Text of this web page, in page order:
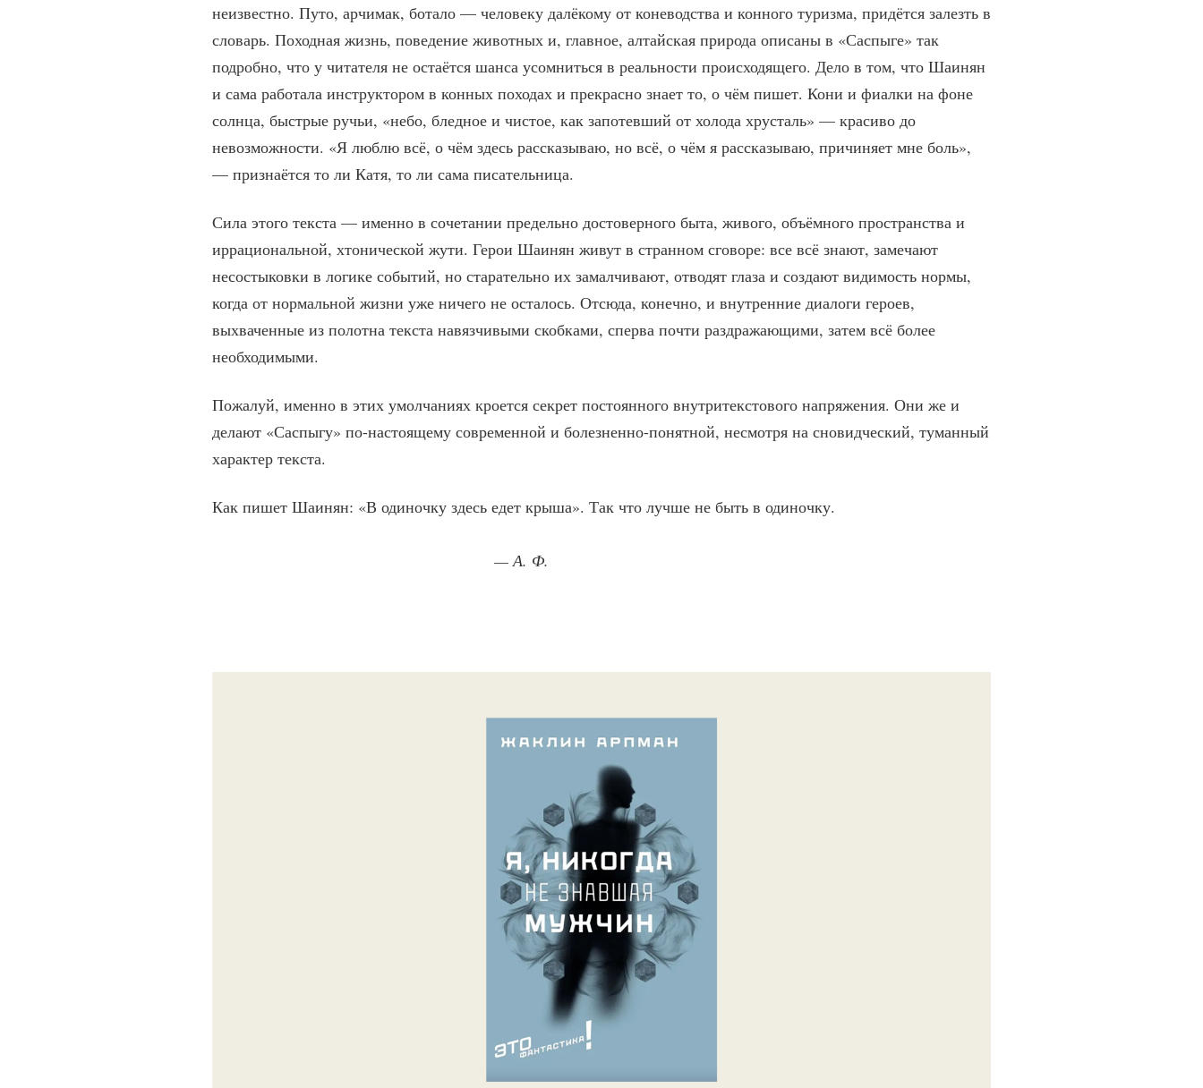
неизвестно. Путо, арчимак, ботало — человеку далёкому от коневодства и конного туризма, придётся залезть в
словарь. Походная жизнь, поведение животных и, главное, алтайская природа описаны в «Саспыге» так
подробно, что у читателя не остаётся шанса усомниться в реальности происходящего. Дело в том, что Шаинян
и сама работала инструктором в конных походах и прекрасно знает то, о чём пишет. Кони и фиалки на фоне
солнца, быстрые ручьи, «небо, бледное и чистое, как запотевший от холода хрусталь» — красиво до
невозможности. «Я люблю всё, о чём здесь рассказываю, но всё, о чём я рассказываю, причиняет мне боль»,
— признаётся то ли Катя, то ли сама писательница.
Сила этого текста — именно в сочетании предельно достоверного быта, живого, объёмного пространства и
иррациональной, хтонической жути. Герои Шаинян живут в странном сговоре: все всё знают, замечают
несостыковки в логике событий, но старательно их замалчивают, отводят глаза и создают видимость нормы,
когда от нормальной жизни уже ничего не осталось. Отсюда, конечно, и внутренние диалоги героев,
выхваченные из полотна текста навязчивыми скобками, сперва почти раздражающими, затем всё более
необходимыми.
Пожалуй, именно в этих умолчаниях кроется секрет постоянного внутритекстового напряжения. Они же и
делают «Саспыгу» по-настоящему современной и болезненно-понятной, несмотря на сновидческий, туманный
характер текста.
Как пишет Шаинян: «В одиночку здесь едет крыша». Так что лучше не быть в одиночку.
— А. Ф.